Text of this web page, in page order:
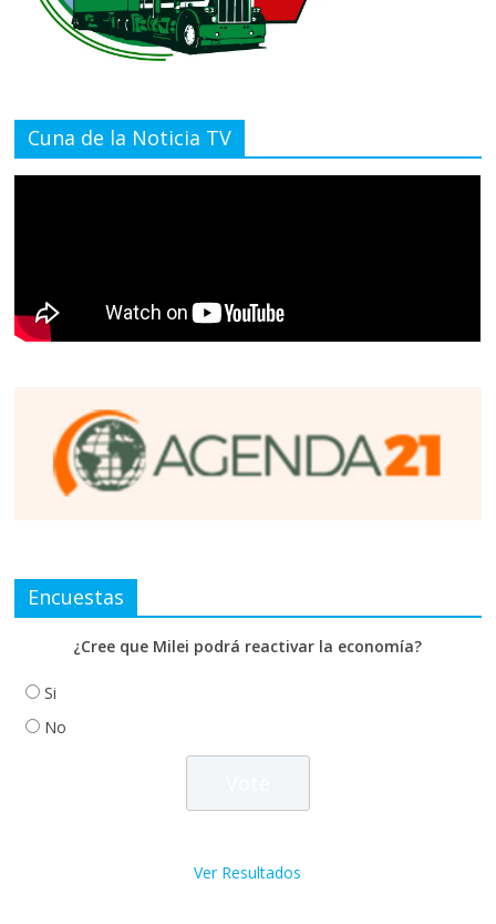
Cuna de la Noticia TV
Encuestas
¿Cree que Milei podrá reactivar la economía?
Si
No
Ver Resultados